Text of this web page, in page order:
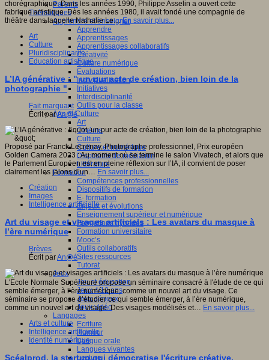
Parents
Thématiques
Apprendre et enseigner
Apprendre
Apprentissages
Apprentissages collaboratifs
Créativité
Culture numérique
Evaluations
Individualisation
Initiatives
Interdisciplinarité
Outils pour la classe
Arts et Culture
Art
Cinéma
Culture
Culture et numérique
Dispositifs de médiation
Littérature
Formation
Compétences professionnelles
Dispositifs de formation
E- formation
Enjeux et évolutions
Enseignement supérieur et numérique
Formations hybrides
Formation universitaire
Mooc’s
Outils collaboratifs
Sites ressources
Tutorat
Jeux
Jeu et éducation
Jeux 4/12 ans
Jeux sérieux
Jeux vidéo
Langages
Ecriture
Humour
Langue orale
Langues vivantes
Lecture
chorégraphique. Dans les années 1990, Philippe Asselin a ouvert cette
fabrique artistique. Dès les années 1980, il avait fondé une compagnie de
théâtre dans laquelle Nathalie Le…En savoir plus...
Art
Culture
Pluridisciplinarité
Education artistique
L’IA générative : " un pur acte de création, bien loin de la
photographie "
Fait marquant
Écrit parAn@é
Proposé par Franck Lecrenay, Photographe professionnel, Prix européen
Golden Camera 2023 : Au moment où se termine le salon Vivatech, et alors que
le Parlement Européen est en pleine réflexion sur l’IA, il convient de poser
clairement les jalons d’un… En savoir plus...
Création
Images
Intelligence artificielle
Art du visage et visages artificiels : Les avatars du masque à
l’ère numérique
Brèves
Écrit parAn@é
L'Ecole Normale Supérieure propose un séminaire consacré à l'étude de ce qui
semble émerger, à l’ère numérique, comme un nouvel art du visage. Ce
séminaire se propose d’étudier ce qui semble émerger, à l’ère numérique,
comme un nouvel art du visage. Des visages modélisés et… En savoir plus...
Arts et culture
Intelligence artificielle
Identité numérique
Scéalprod, la startup qui démocratise l'écriture créative,